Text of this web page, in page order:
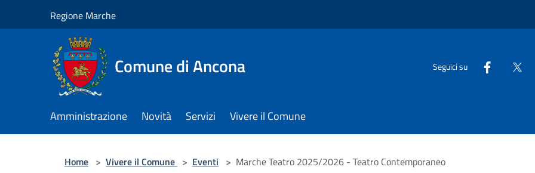
Regione Marche
Comune di Ancona Seguici su
Amministrazione Novità Servizi Vivere il Comune
Home > Vivere il Comune > Eventi > Marche Teatro 2025/2026 - Teatro Contemporaneo